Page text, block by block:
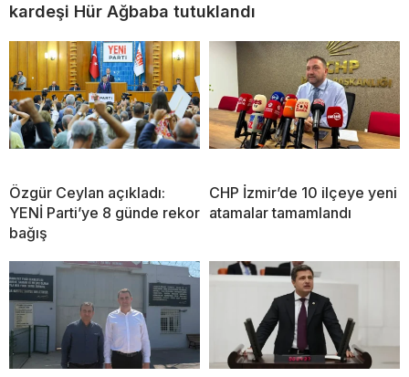
kardeşi Hür Ağbaba tutuklandı
Özgür Ceylan açıkladı:
YENİ Parti’ye 8 günde rekor
bağış
CHP İzmir’de 10 ilçeye yeni
atamalar tamamlandı